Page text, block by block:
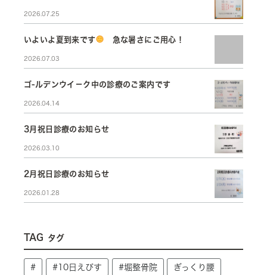
2026.07.25
いよいよ夏到来です 急な暑さにご用心！
2026.07.03
ゴ-ルデンウイ－ク中の診療のご案内です
2026.04.14
3月祝日診療のお知らせ
2026.03.10
2月祝日診療のお知らせ
2026.01.28
TAG タグ
# #10日えびす #堀整骨院 ぎっくり腰